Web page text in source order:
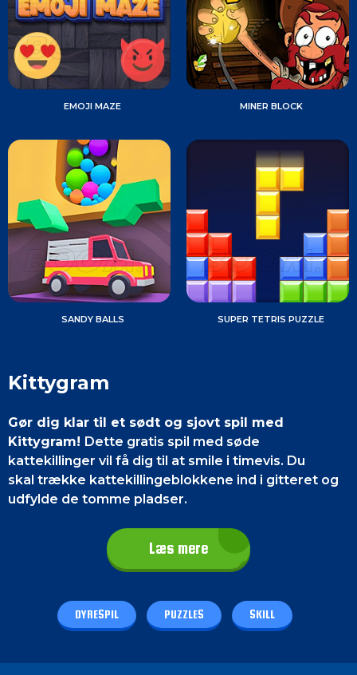
EMOJI MAZE MINER BLOCK
SANDY BALLS SUPER TETRIS PUZZLE
Kittygram
Gør dig klar til et sødt og sjovt spil med
Kittygram! Dette gratis spil med søde
kattekillinger vil få dig til at smile i timevis. Du
skal trække kattekillingeblokkene ind i gitteret og
udfylde de tomme pladser.
Nyd dette unikke, udfordrende og enormt
tilfredsstillende spil
med masser af niveauer, hvor
du kan arbejde dig opad! Kittygram er
udfordring.
Læs mere
DYRESPIL PUZZLES SKILL